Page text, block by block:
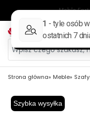
Strona główna Meble Szafy
Szybka wysyłka